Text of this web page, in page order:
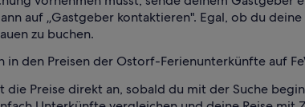
auf „Gastgeber kontaktieren". Egal, ob du
zu buchen.
in den Preisen der Ostorf-Ferienunterkünfte auf
die Preise direkt an, sobald du mit der Suche